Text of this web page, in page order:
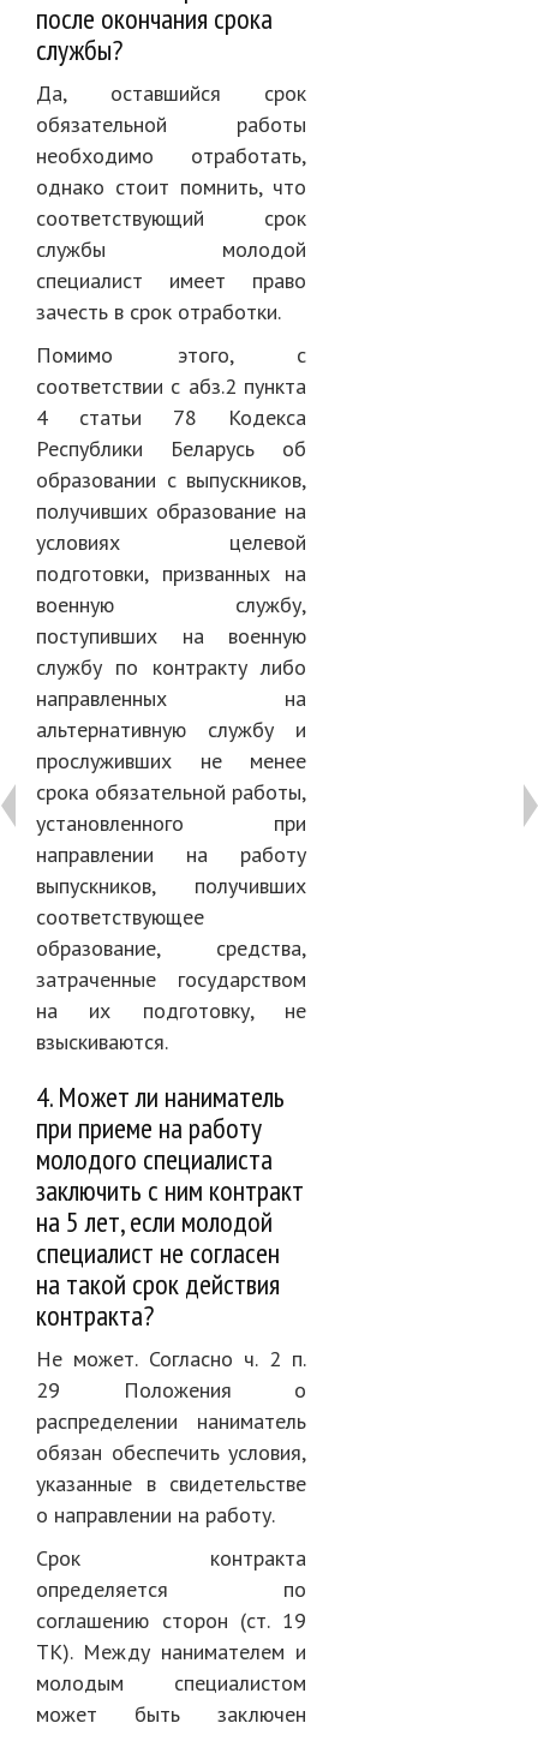
после окончания срока
службы?
Да, оставшийся срок
обязательной работы
необходимо отработать,
однако стоит помнить, что
соответствующий срок
службы молодой
специалист имеет право
зачесть в срок отработки.
Помимо этого, с
соответствии с абз.2 пункта
4 статьи 78 Кодекса
Республики Беларусь об
образовании с выпускников,
получивших образование на
условиях целевой
подготовки, призванных на
военную службу,
поступивших на военную
службу по контракту либо
направленных на
альтернативную службу и
прослуживших не менее
срока обязательной работы,
установленного при
направлении на работу
выпускников, получивших
соответствующее
образование, средства,
затраченные государством
на их подготовку, не
взыскиваются.
4. Может ли наниматель
при приеме на работу
молодого специалиста
заключить с ним контракт
на 5 лет, если молодой
специалист не согласен
на такой срок действия
контракта?
Не может. Согласно ч. 2 п.
29 Положения о
распределении наниматель
обязан обеспечить условия,
указанные в свидетельстве
о направлении на работу.
Срок контракта
определяется по
соглашению сторон (ст. 19
ТК). Между нанимателем и
молодым специалистом
может быть заключен